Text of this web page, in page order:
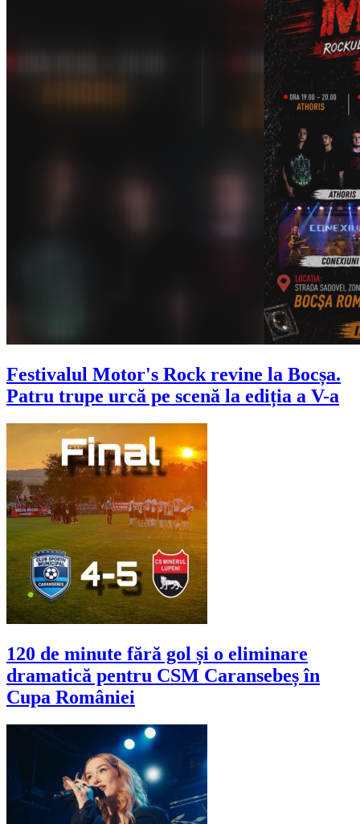
Festivalul Motor's Rock revine la Bocșa.
Patru trupe urcă pe scenă la ediția a V-a
120 de minute fără gol și o eliminare
dramatică pentru CSM Caransebeș în
Cupa României